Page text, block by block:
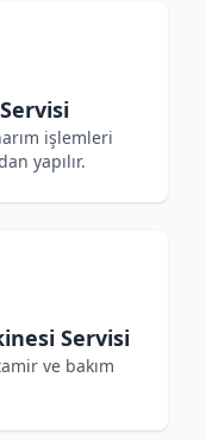
işlemleri
yapılır.
Servisi
ve bakım